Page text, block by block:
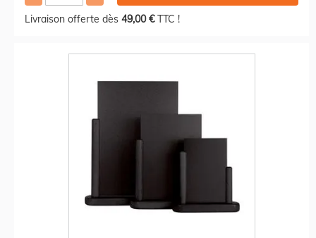
Livraison offerte dès 49,00 €TTC !